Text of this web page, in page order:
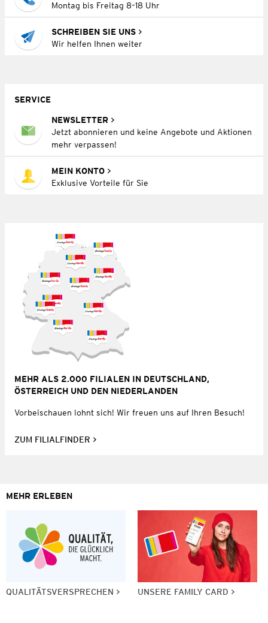
Montag bis Freitag 8–18 Uhr
SCHREIBEN SIE UNS
Wir helfen Ihnen weiter
SERVICE
NEWSLETTER
Jetzt abonnieren und keine Angebote und Aktionen
mehr verpassen!
MEIN KONTO
Exklusive Vorteile für Sie
MEHR ALS 2.000 FILIALEN IN DEUTSCHLAND,
ÖSTERREICH UND DEN NIEDERLANDEN
Vorbeischauen lohnt sich! Wir freuen uns auf Ihren Besuch!
ZUM FILIALFINDER
MEHR ERLEBEN
QUALITÄTSVERSPRECHEN UNSERE FAMILY CARD